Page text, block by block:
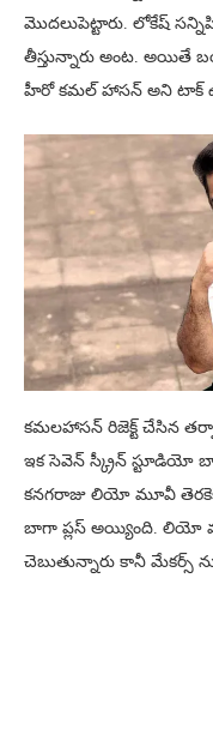
మొదలుపెట్టారు. లోకేష్
తీస్తున్నారు అంట. అయితే
హీరో కమల్ హాసన్ అని టాక్
కమలహాసన్ రిజెక్ట్ చేసిన
ఇక సెవెన్ స్క్రీన్ స్టూడియో
కనగరాజు లియో మూవీ
బాగా ప్లస్ అయ్యింది. లియో
చెబుతున్నారు కానీ మేకర్స్